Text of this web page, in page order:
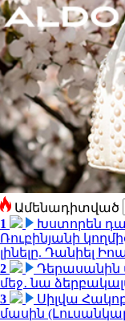
Ամենադիտված
1
Խստորեն
Ռուբինյանի
լինելը. Դանիել
2
Դերասանին
մեջ․ նա
3
Սիլվա
մասին